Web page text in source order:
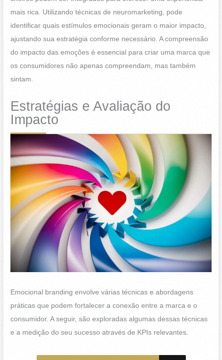
mais rica. Utilizando técnicas de neuromarketing, pode
identificar quais estímulos emocionais geram o maior impacto,
ajustando sua estratégia conforme necessário. A compreensão
do impacto das emoções é essencial para criar uma marca que
os consumidores não apenas compreendam, mas também
sintam.
Estratégias e Avaliação do
Impacto
Emocional branding envolve várias técnicas e abordagens
práticas que podem fortalecer a conexão entre a marca e o
consumidor. A seguir, são exploradas algumas dessas técnicas
e a medição do seu sucesso através de KPIs relevantes.